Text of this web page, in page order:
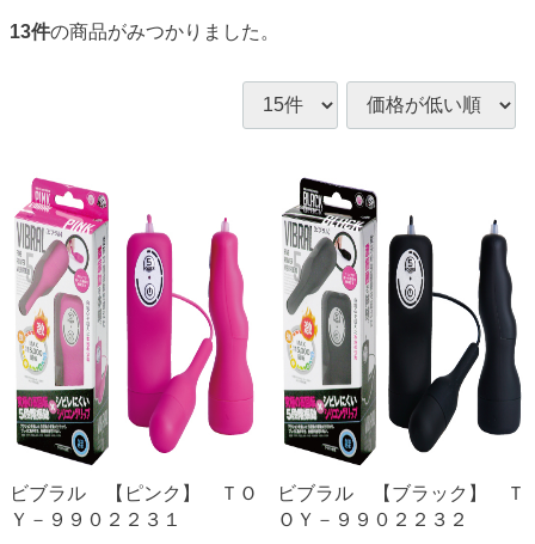
13件の商品がみつかりました。
ビブラル 【ピンク】 ＴＯ
Ｙ－９９０２２３１
ビブラル 【ブラック】 Ｔ
ＯＹ－９９０２２３２